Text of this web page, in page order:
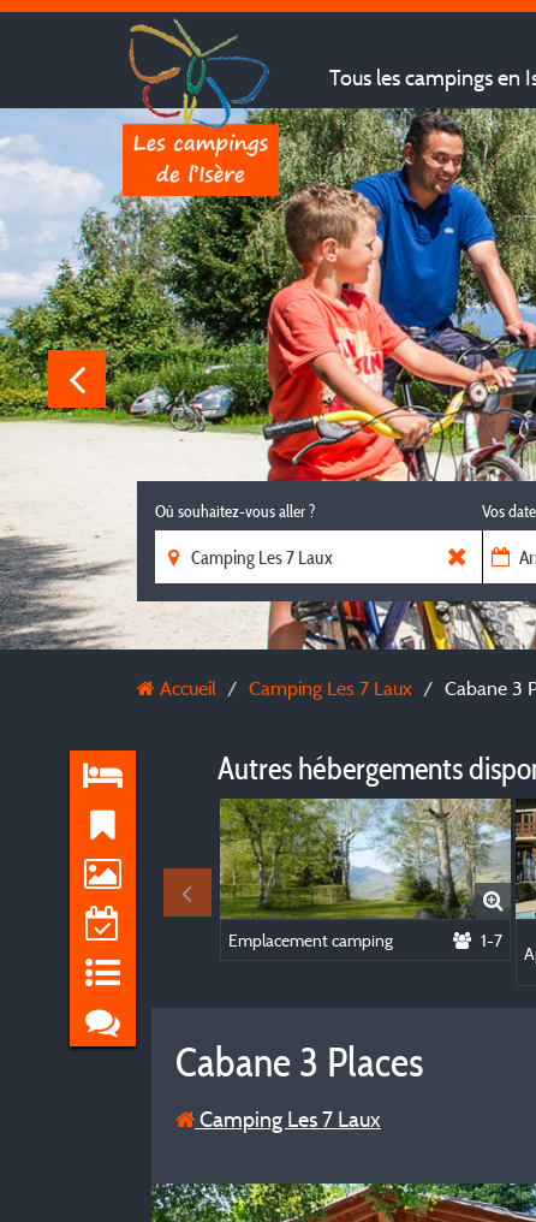
Tous les campings en
Où souhaitez-vous aller ? Vos
Accueil Camping Les 7 Laux Cabane 3
Autres hébergements
Emplacement camping 1-7
Cabane 3 Places
Camping Les 7 Laux